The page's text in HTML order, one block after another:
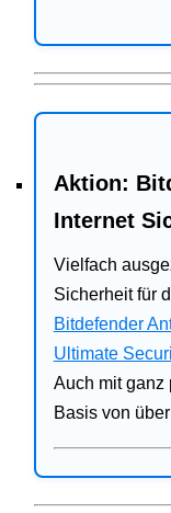
Ratgeber
Aktion:
Internet
Vielfach
Sicherheit für
Bitdefender
Ultimate
Auch mit ganz
Basis von